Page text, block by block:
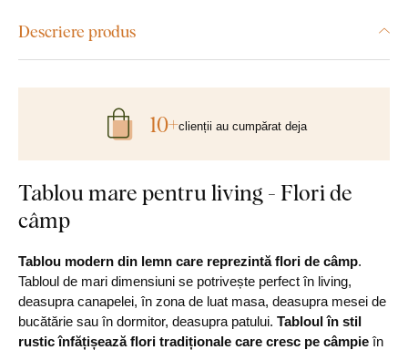
Descriere produs
Tablou mare pentru living - Flori de
câmp
Tablou modern din lemn care reprezintă flori de câmp.
Tabloul de mari dimensiuni se potrivește perfect în living,
deasupra canapelei, în zona de luat masa, deasupra mesei de
bucătărie sau în dormitor, deasupra patului. Tabloul în stil
rustic înfățișează flori tradiționale care cresc pe câmpieîn
10+clienții au cumpărat deja